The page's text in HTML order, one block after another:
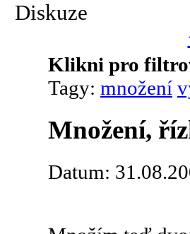
Diskuze
Klikni pro
Tagy: množení
Množení,
Datum: